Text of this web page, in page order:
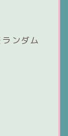
ンダム